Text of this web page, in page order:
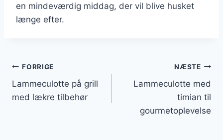
en mindeværdig middag, der vil blive husket
længe efter.
Indlægsnavigation
FORRIGE
Lammeculotte på grill
med lækre tilbehør
NÆSTE
Lammeculotte med
timian til
gourmetoplevelse